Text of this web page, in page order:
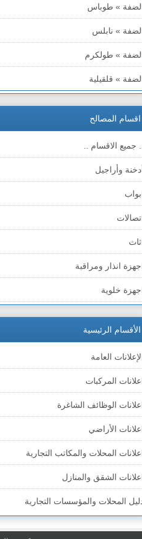
» طوباس
» نابلس
» طولكرم
» قلقيلية
الضفة » رام الله والبيره
» أريحا
» الخليل
» بيت لحم
غزة
الأخضر » حيفا
الأخضر » رهط
الأخضر » أم الفحم
الأخضر » الناصرة
الأخضر » عكا ونهاريا
الأخضر » الجليل
الأخضر » مرج ابن عامر
الأخضر » البطوف
الأخضر » الجولان
الأخضر » الشارون
الأخضر » القدس
اقسام المصالح
.. جميع الاقسام ..
وأراجيل
انذار ومراقبة
خلوية
اجهزة كهربائية
مكتبية
رياضية
صحية
كهربائية
منزلية
الأقسام الرئيسية
العامة
المركبات
الوظائف الشاغرة
الأراضي
المحلات والمكاتب التجارية
الشقق والمنازل
المحلات والمؤسسات التجارية